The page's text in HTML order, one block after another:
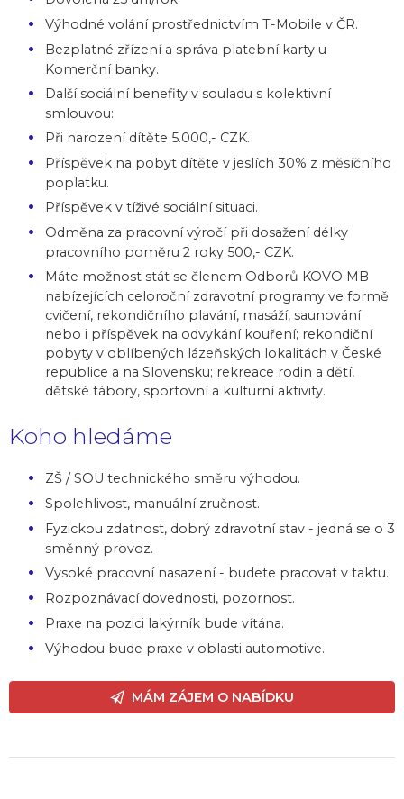
Výhodné volání prostřednictvím T-Mobile v ČR.
Bezplatné zřízení a správa platební karty u
Komerční banky.
Další sociální benefity v souladu s kolektivní
smlouvou:
Při narození dítěte 5.000,- CZK.
Příspěvek na pobyt dítěte v jeslích 30% z měsíčního
poplatku.
Příspěvek v tíživé sociální situaci.
Odměna za pracovní výročí při dosažení délky
pracovního poměru 2 roky 500,- CZK.
Máte možnost stát se členem Odborů KOVO MB
nabízejících celoroční zdravotní programy ve formě
cvičení, rekondičního plavání, masáží, saunování
nebo i příspěvek na odvykání kouření; rekondiční
pobyty v oblíbených lázeňských lokalitách v České
republice a na Slovensku; rekreace rodin a dětí,
dětské tábory, sportovní a kulturní aktivity.
Koho hledáme
ZŠ / SOU technického směru výhodou.
Spolehlivost, manuální zručnost.
Fyzickou zdatnost, dobrý zdravotní stav - jedná se o 3
směnný provoz.
Vysoké pracovní nasazení - budete pracovat v taktu.
Rozpoznávací dovednosti, pozornost.
Praxe na pozici lakýrník bude vítána.
Výhodou bude praxe v oblasti automotive.
MÁM ZÁJEM O NABÍDKU